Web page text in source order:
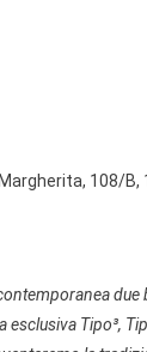
108/
Tipo³,